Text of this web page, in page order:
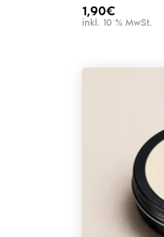
1,90€
inkl. 10 % MwSt.